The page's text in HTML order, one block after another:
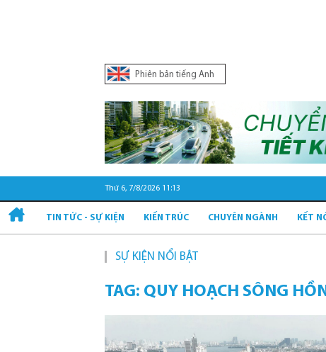
Phiên bản tiếng Anh
Thứ 6, 7/8/2026 11:13
TIN TỨC - SỰ KIỆN KIẾN TRÚC CHUYÊN NGÀNH KẾT
SỰ KIỆN NỔI BẬT Quy
TAG: QUY HOẠCH SÔNG